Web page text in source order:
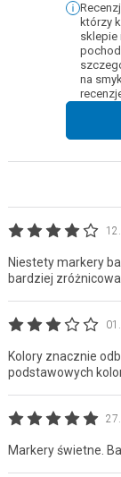
którzy
sklepie
na
Niestety markery
bardziej
Kolory znacznie
podstawowych
Markery świetne.